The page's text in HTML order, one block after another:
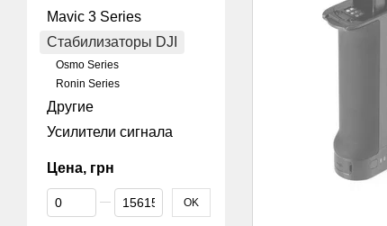
Mavic 3 Series
Стабилизаторы DJI
Osmo Series
Ronin Series
Другие
Усилители сигнала
Цена, грн
От Цена, грн
До Цена, грн OK